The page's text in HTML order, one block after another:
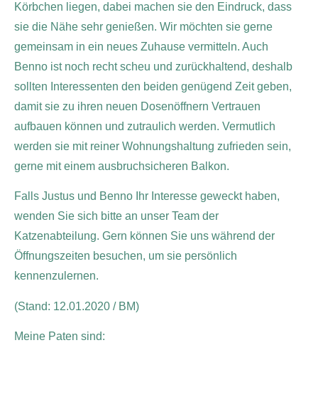
Körbchen liegen, dabei machen sie den Eindruck, dass
sie die Nähe sehr genießen. Wir möchten sie gerne
gemeinsam in ein neues Zuhause vermitteln. Auch
Benno ist noch recht scheu und zurückhaltend, deshalb
sollten Interessenten den beiden genügend Zeit geben,
damit sie zu ihren neuen Dosenöffnern Vertrauen
aufbauen können und zutraulich werden. Vermutlich
werden sie mit reiner Wohnungshaltung zufrieden sein,
gerne mit einem ausbruchsicheren Balkon.
Falls Justus und Benno Ihr Interesse geweckt haben,
wenden Sie sich bitte an unser Team der
Katzenabteilung. Gern können Sie uns während der
Öffnungszeiten besuchen, um sie persönlich
kennenzulernen.
(Stand: 12.01.2020 / BM)
Meine Paten sind: